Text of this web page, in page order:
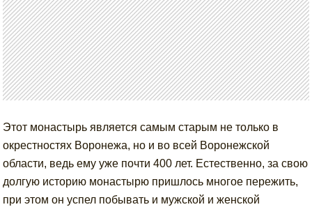
Этот монастырь является самым старым не только в
окрестностях Воронежа, но и во всей Воронежской
области, ведь ему уже почти 400 лет. Естественно, за свою
долгую историю монастырю пришлось многое пережить,
при этом он успел побывать и мужской и женской